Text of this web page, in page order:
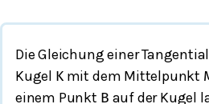
Die Gleichung einer
Kugel Kmit dem Mittelpunkt
einem Punkt B auf der Kugel